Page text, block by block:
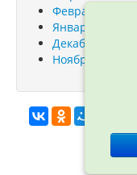
Февраль 2014
Январь 2014
Декабрь 2013
Ноябрь 2013